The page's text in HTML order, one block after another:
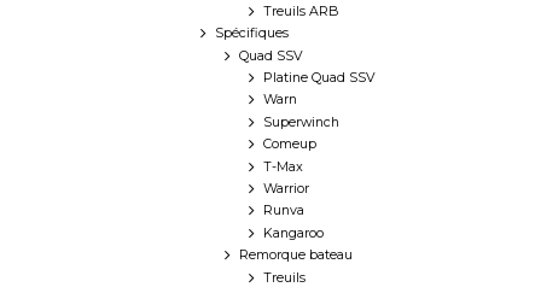
Treuils ARB
Spécifiques
Quad SSV
Platine Quad SSV
Warn
Superwinch
Comeup
T-Max
Warrior
Runva
Kangaroo
Remorque bateau
Treuils